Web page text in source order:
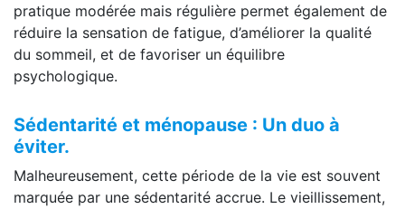
pratique modérée mais régulière permet également de
réduire la sensation de fatigue, d’améliorer la qualité
du sommeil, et de favoriser un équilibre
psychologique.
Sédentarité et ménopause : Un duo à
éviter.
Malheureusement, cette période de la vie est souvent
marquée par une sédentarité accrue. Le vieillissement,